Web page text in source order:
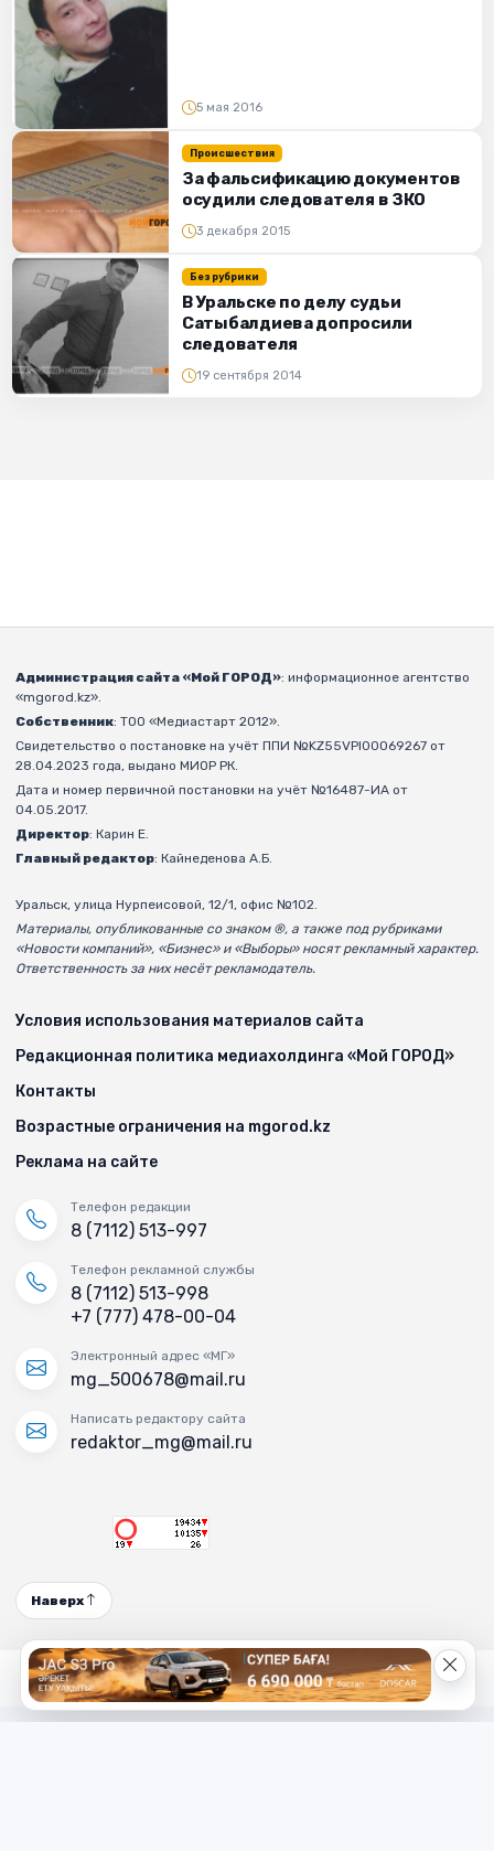
5 мая 2016
Происшествия
За фальсификацию документов
осудили следователя в ЗКО
3 декабря 2015
Без рубрики
В Уральске по делу судьи
Сатыбалдиева допросили
следователя
19 сентября 2014
Администрация сайта «Мой ГОРОД»: информационное агентство
«mgorod.kz».
Собственник: ТОО «Медиастарт 2012».
Свидетельство о постановке на учёт ППИ №KZ55VPI00069267 от
28.04.2023 года, выдано МИОР РК.
Дата и номер первичной постановки на учёт №16487-ИА от
04.05.2017.
Директор: Карин Е.
Главный редактор: Кайнеденова А.Б.
Уральск, улица Нурпеисовой, 12/1, офис №102.
Материалы, опубликованные со знаком ®, а также под рубриками
«Новости компаний», «Бизнес» и «Выборы» носят рекламный характер.
Ответственность за них несёт рекламодатель.
Условия использования материалов сайта
Редакционная политика медиахолдинга «Мой ГОРОД»
Контакты
Возрастные ограничения на mgorod.kz
Реклама на сайте
Телефон редакции
8 (7112) 513-997
Телефон рекламной службы
8 (7112) 513-998
+7 (777) 478-00-04
Электронный адрес «МГ»
mg_500678@mail.ru
Написать редактору сайта
redaktor_mg@mail.ru
Наверх